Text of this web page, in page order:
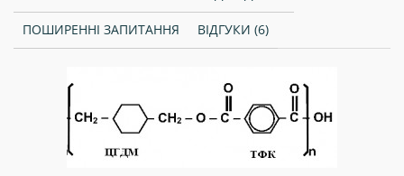
ПОШИРЕННІ ЗАПИТАННЯ ВІДГУКИ (6)